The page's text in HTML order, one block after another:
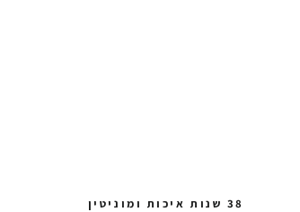
38 שנות איכות ומוניטין